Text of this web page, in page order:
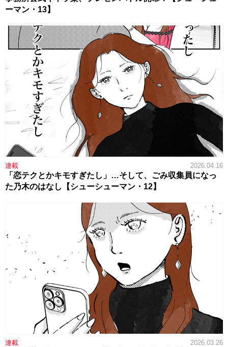
ーマン・13】
連載 2026.04.16
「恋テクとかキモすぎたし」…そして、ごみ収集員になっ
た乃木のはなし【シューシューマン・12】
連載 2026.03.26